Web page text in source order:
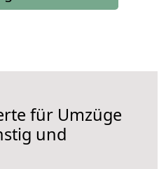
für Umzüge
und